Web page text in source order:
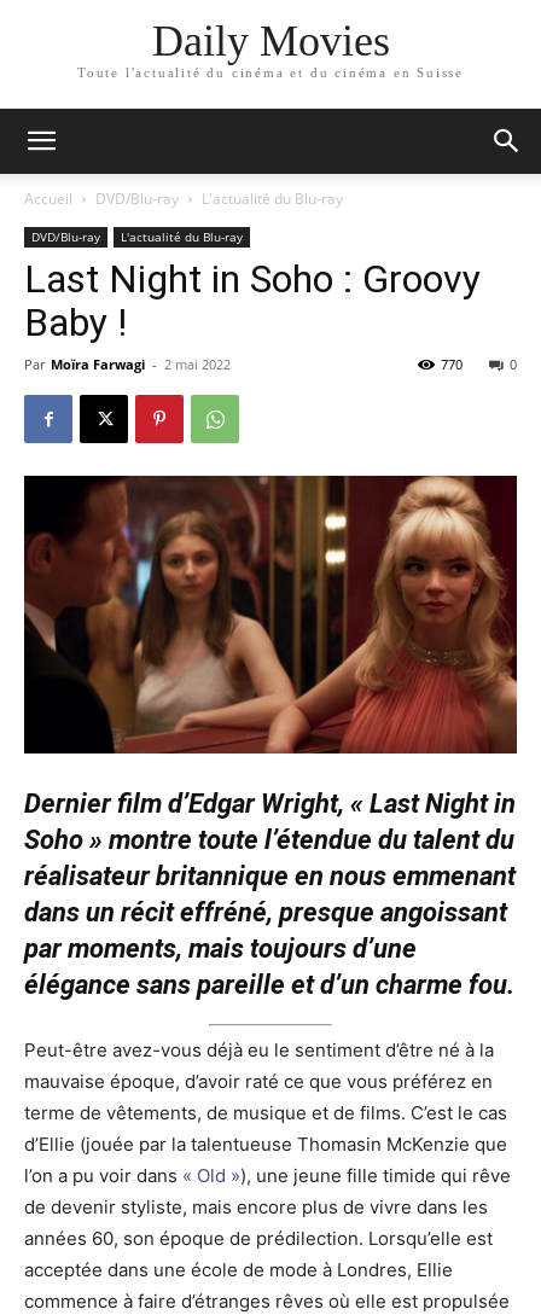
Daily Movies
Toute l'actualité du cinéma et du cinéma en Suisse
Accueil DVD/Blu-ray L'actualité du Blu-ray
DVD/Blu-ray L'actualité du Blu-ray
Last Night in Soho : Groovy
Baby !
Par Moïra Farwagi - 2 mai 2022 0
770
Dernier film d’Edgar Wright, « Last Night in
Soho » montre toute l’étendue du talent du
réalisateur britannique en nous emmenant
dans un récit effréné, presque angoissant
par moments, mais toujours d’une
élégance sans pareille et d’un charme fou.
Peut-être avez-vous déjà eu le sentiment d’être né à la
mauvaise époque, d’avoir raté ce que vous préférez en
terme de vêtements, de musique et de films. C’est le cas
d’Ellie (jouée par la talentueuse Thomasin McKenzie que
l’on a pu voir dans « Old »), une jeune fille timide qui rêve
de devenir styliste, mais encore plus de vivre dans les
années 60, son époque de prédilection. Lorsqu’elle est
acceptée dans une école de mode à Londres, Ellie
commence à faire d’étranges rêves où elle est propulsée